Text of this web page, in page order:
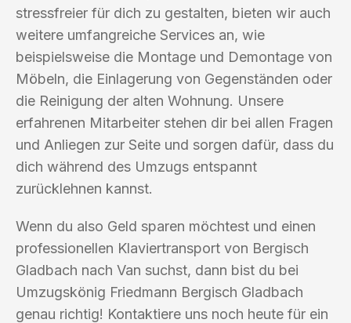
stressfreier für dich zu gestalten, bieten wir auch
weitere umfangreiche Services an, wie
beispielsweise die Montage und Demontage von
Möbeln, die Einlagerung von Gegenständen oder
die Reinigung der alten Wohnung. Unsere
erfahrenen Mitarbeiter stehen dir bei allen Fragen
und Anliegen zur Seite und sorgen dafür, dass du
dich während des Umzugs entspannt
zurücklehnen kannst.
Wenn du also Geld sparen möchtest und einen
professionellen Klaviertransport von Bergisch
Gladbach nach Van suchst, dann bist du bei
Umzugskönig Friedmann Bergisch Gladbach
genau richtig! Kontaktiere uns noch heute für ein